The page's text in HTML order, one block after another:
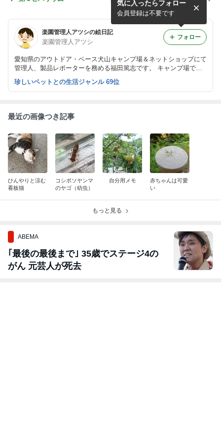
換
楽園管理人アツシの絵日記
楽園管理人アツシ
愛知県のアウトドア・ベース犬山キャンプ場＆ネットショップにて
管理人、製品レポーターを務める福田篤志です。 キャンプ場での
出来事、ユニークなアウトドアアイテムの情報、趣味で飼育してい
るカエルのこと等、徒然なるままに書いていこうと思っています。
気に入ったらフォロー
会員登録は不要です
フォロー
珍しいペットとの生活ジャンル 69位
最近の画像つき記事
ひんやりと涼む
看板猫
コシボソヤンマ
のヤゴ（幼虫）
自分用メモ
赤ちゃんは可愛
い
もっと見る
ABEMA
｢最後の最後まで｣ 35歳でステージ4の
がん 元芸人が死去